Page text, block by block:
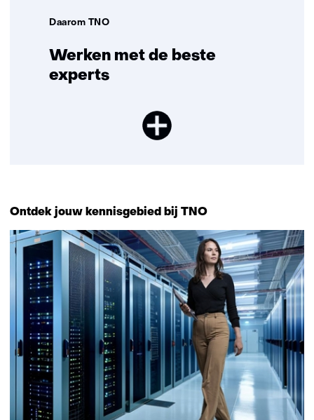
Werken met de beste
experts
Daarom TNO
Ontdek jouw kennisgebied bij TNO